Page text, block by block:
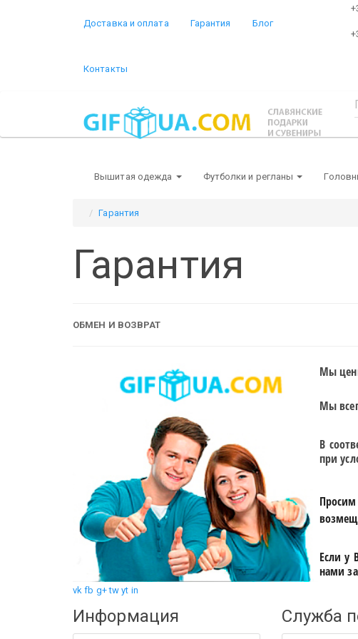
Доставка и оплата Гарантия Блог
Контакты
Вышитая одежда Футболки и регланы
Гарантия
Гарантия
ОБМЕН И ВОЗВРАТ
Мы
Мы
В
при
Если у
нами
vk fb g+ tw yt in
Информация Служба